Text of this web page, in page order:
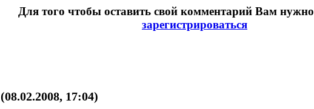
Для того чтобы оставить свой комментарий Вам нужно
зарегистрироваться
(08.02.2008, 17:04)